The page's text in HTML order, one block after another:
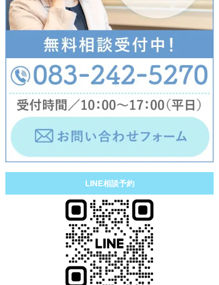
LINE相談予約